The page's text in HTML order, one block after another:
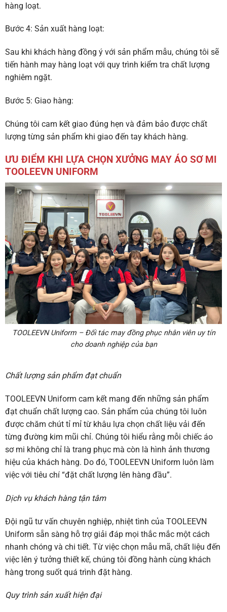
hàng loạt.
Bước 4: Sản xuất hàng loạt:
Sau khi khách hàng đồng ý với sản phẩm mẫu, chúng tôi sẽ
tiến hành may hàng loạt với quy trình kiểm tra chất lượng
nghiêm ngặt.
Bước 5: Giao hàng:
Chúng tôi cam kết giao đúng hẹn và đảm bảo được chất
lượng từng sản phẩm khi giao đến tay khách hàng.
ƯU ĐIỂM KHI LỰA CHỌN XƯỞNG MAY ÁO SƠ MI
TOOLEEVN UNIFORM
TOOLEEVN Uniform – Đối tác may đồng phục nhân viên uy tín
cho doanh nghiệp của bạn
Chất lượng sản phẩm đạt chuẩn
TOOLEEVN Uniform cam kết mang đến những sản phẩm
đạt chuẩn chất lượng cao. Sản phẩm của chúng tôi luôn
được chăm chút tỉ mỉ từ khâu lựa chọn chất liệu vải đến
từng đường kim mũi chỉ. Chúng tôi hiểu rằng mỗi chiếc áo
sơ mi không chỉ là trang phục mà còn là hình ảnh thương
hiệu của khách hàng. Do đó, TOOLEEVN Uniform luôn làm
việc với tiêu chí “đặt chất lượng lên hàng đầu”.
Dịch vụ khách hàng tận tâm
Đội ngũ tư vấn chuyên nghiệp, nhiệt tình của TOOLEEVN
Uniform sẵn sàng hỗ trợ giải đáp mọi thắc mắc một cách
nhanh chóng và chi tiết. Từ việc chọn mẫu mã, chất liệu đến
việc lên ý tưởng thiết kế, chúng tôi đồng hành cùng khách
hàng trong suốt quá trình đặt hàng.
Quy trình sản xuất hiện đại